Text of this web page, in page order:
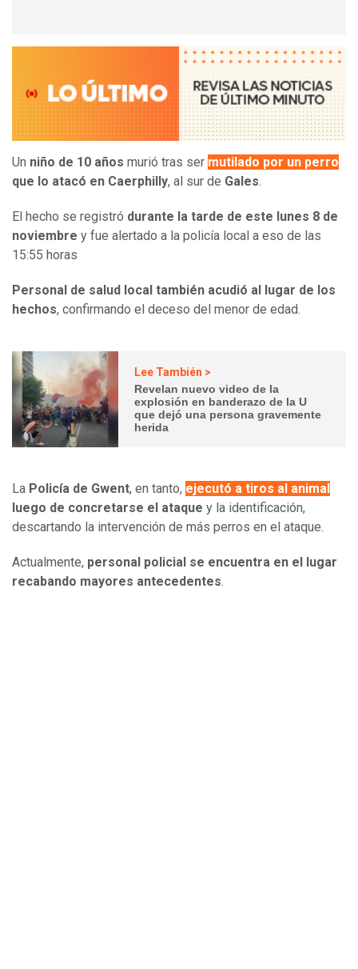
Un niño de 10 años murió tras ser mutilado por un perro
que lo atacó en Caerphilly, al sur de Gales.
El hecho se registró durante la tarde de este lunes 8 de
noviembre y fue alertado a la policía local a eso de las
15:55 horas
Personal de salud local también acudió al lugar de los
hechos, confirmando el deceso del menor de edad.
Lee También >
Revelan nuevo video de la
explosión en banderazo de la U
que dejó una persona gravemente
herida
La Policía de Gwent, en tanto, ejecutó a tiros al animal
luego de concretarse el ataque y la identificación,
descartando la intervención de más perros en el ataque.
Actualmente, personal policial se encuentra en el lugar
recabando mayores antecedentes.